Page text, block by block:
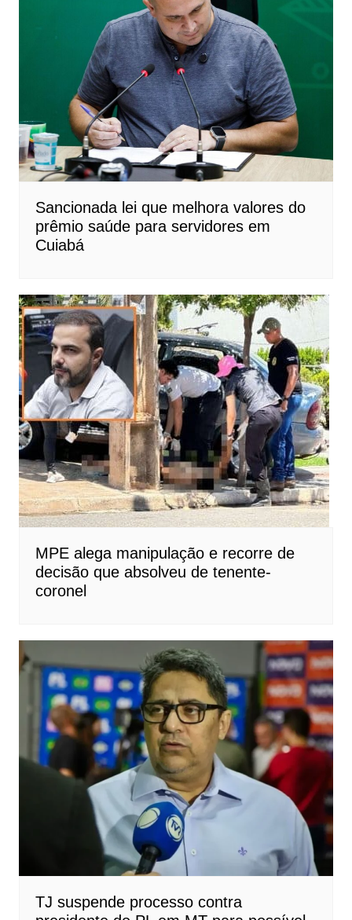
Sancionada lei que melhora valores do
prêmio saúde para servidores em
Cuiabá
MPE alega manipulação e recorre de
decisão que absolveu de tenente-
coronel
TJ suspende processo contra